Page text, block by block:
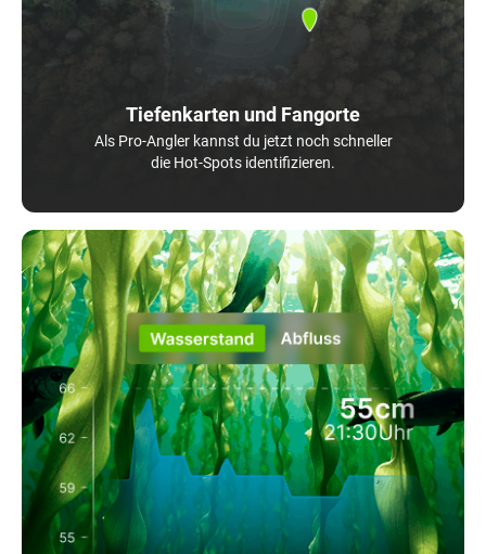
Tiefenkarten und Fangorte
Als Pro-Angler kannst du jetzt noch schneller
die Hot-Spots identifizieren.